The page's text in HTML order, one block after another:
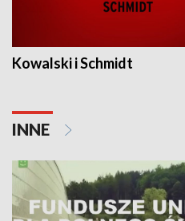
Kowalski i Schmidt
INNE